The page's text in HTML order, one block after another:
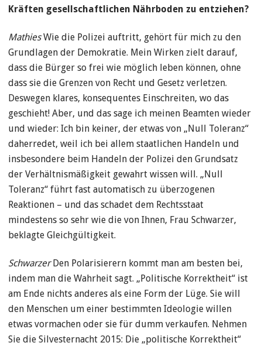
Kräften gesellschaftlichen Nährboden zu entziehen?
MathiesWie die Polizei auftritt, gehört für mich zu den
Grundlagen der Demokratie. Mein Wirken zielt darauf,
dass die Bürger so frei wie möglich leben können, ohne
dass sie die Grenzen von Recht und Gesetz verletzen.
Deswegen klares, konsequentes Einschreiten, wo das
geschieht! Aber, und das sage ich meinen Beamten wieder
und wieder: Ich bin keiner, der etwas von „Null Toleranz“
daherredet, weil ich bei allem staatlichen Handeln und
insbesondere beim Handeln der Polizei den Grundsatz
der Verhältnismäßigkeit gewahrt wissen will. „Null
Toleranz“ führt fast automatisch zu überzogenen
Reaktionen – und das schadet dem Rechtsstaat
mindestens so sehr wie die von Ihnen, Frau Schwarzer,
beklagte Gleichgültigkeit.
SchwarzerDen Polarisierern kommt man am besten bei,
indem man die Wahrheit sagt. „Politische Korrektheit“ ist
am Ende nichts anderes als eine Form der Lüge. Sie will
den Menschen um einer bestimmten Ideologie willen
etwas vormachen oder sie für dumm verkaufen. Nehmen
Sie die Silvesternacht 2015: Die „politische Korrektheit“